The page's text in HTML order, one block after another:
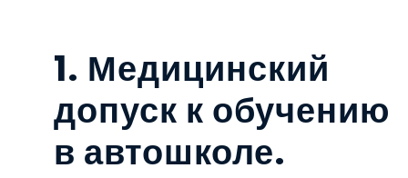
1. Медицинский
допуск к обучению
в автошколе.